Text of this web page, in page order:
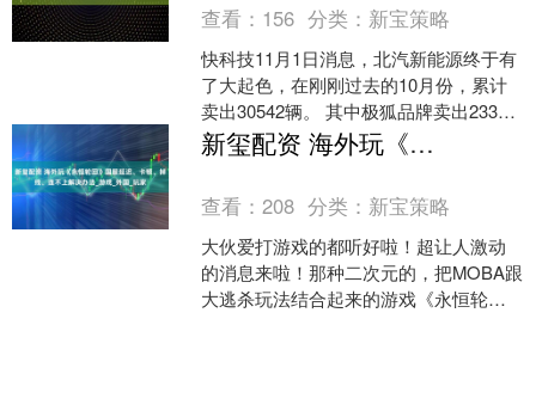
查看： 156 分类： 新宝策略
快科技11月1日消息，北汽新能源终于有
了大起色，在刚刚过去的10月份，累计
卖出30542辆。 其中极狐品牌卖出23387
辆，首次跻身2万俱乐部，而和华为合作
打造....
新玺配资 海外玩《永恒轮回》国服延迟、卡顿、掉线、连不上解决办法_游戏_外国_玩家
查看：208 分类： 新宝策略
大伙爱打游戏的都听好啦！超让人激动
的消息来啦！那种二次元的，把MOBA跟
大逃杀玩法结合起来的游戏《永恒轮